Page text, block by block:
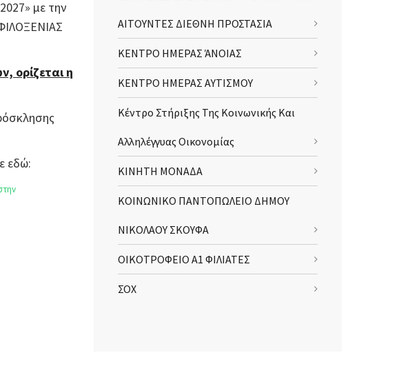
με την
ορίζεται η
εδώ:
ΑΙΤΟΥΝΤΕΣ ΔΙΕΘΝΗ ΠΡΟΣΤΑΣΙΑ
ΚΕΝΤΡΟ ΗΜΕΡΑΣ ΆΝΟΙΑΣ
ΚΕΝΤΡΟ ΗΜΕΡΑΣ ΑΥΤΙΣΜΟΥ
Κέντρο Στήριξης Της Κοινωνικής Και
Αλληλέγγυας Οικονομίας
ΚΙΝΗΤΗ ΜΟΝΑΔΑ
ΚΟΙΝΩΝΙΚΟ ΠΑΝΤΟΠΩΛΕΙΟ ΔΗΜΟΥ
ΝΙΚΟΛΑΟΥ ΣΚΟΥΦΑ
ΟΙΚΟΤΡΟΦΕΙΟ Α1 ΦΙΛΙΑΤΕΣ
ΣΟΧ